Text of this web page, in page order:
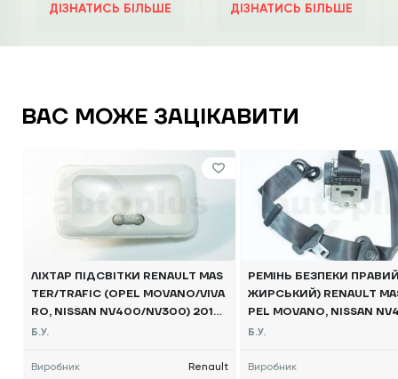
ДІЗНАТИСЬ БІЛЬШЕ ДІЗНАТИСЬ БІЛЬШЕ
ВАС МОЖЕ ЗАЦІКАВИТИ
ЛІХТАР ПІДСВІТКИ RENAULT MAS
TER/TRAFIC (OPEL MOVANO/VIVA
RO, NISSAN NV400/NV300) 2010
-, 264306877R Б/В
Б.У.
Виробник
Renault
РЕМІНЬ БЕЗПЕКИ
ЖИРСЬКИЙ) RENAULT
PEL MOVANO, NISSAN
0 -, 868840019R Б/В
Б.У.
Виробник